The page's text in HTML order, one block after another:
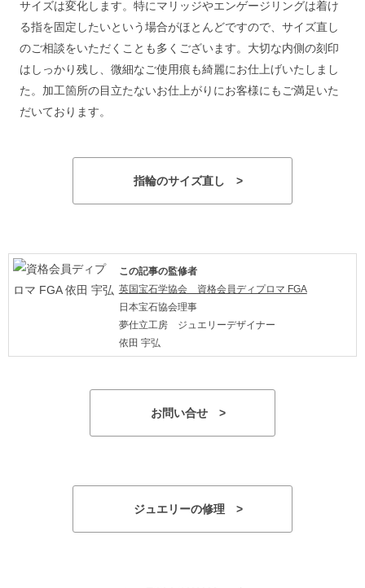
サイズは変化します。特にマリッジやエンゲージリングは着け
る指を固定したいという場合がほとんどですので、サイズ直し
のご相談をいただくことも多くございます。大切な内側の刻印
はしっかり残し、微細なご使用痕も綺麗にお仕上げいたしまし
た。加工箇所の目立たないお仕上がりにお客様にもご満足いた
だいております。
指輪のサイズ直し >
この記事の監修者
英国宝石学協会 資格会員ディプロマ FGA
日本宝石協会理事
夢仕立工房 ジュエリーデザイナー
依田 宇弘
お問い合せ >
ジュエリーの修理 >